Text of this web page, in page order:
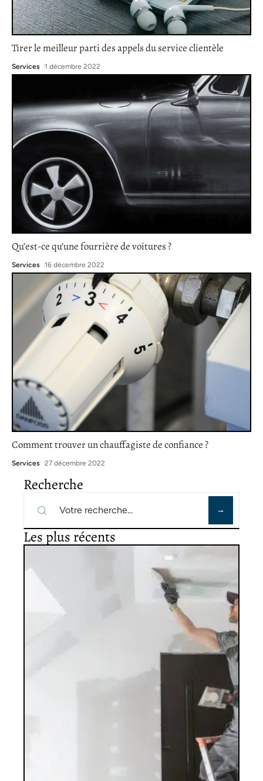
Tirer le meilleur parti des appels du service clientèle
Services 1 décembre 2022
Qu’est-ce qu’une fourrière de voitures ?
Services 16 décembre 2022
Comment trouver un chauffagiste de confiance ?
Services 27 décembre 2022
Recherche
Les plus récents